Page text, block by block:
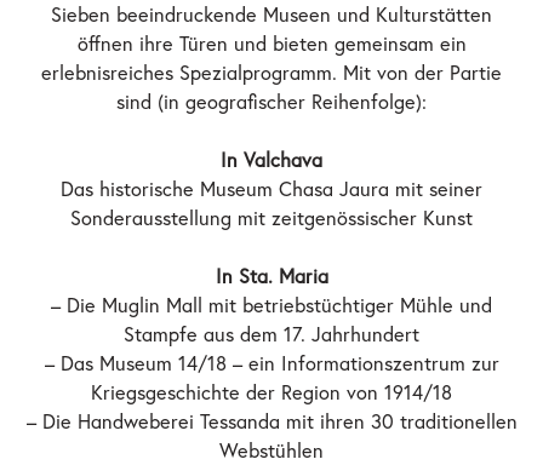
Sieben beeindruckende Museen und Kulturstätten
öffnen ihre Türen und bieten gemeinsam ein
erlebnisreiches Spezialprogramm. Mit von der Partie
sind (in geografischer Reihenfolge):
In Valchava
Das historische Museum Chasa Jaura mit seiner
Sonderausstellung mit zeitgenössischer Kunst
In Sta. Maria
– Die Muglin Mall mit betriebstüchtiger Mühle und
Stampfe aus dem 17. Jahrhundert
– Das Museum 14/18 – ein Informationszentrum zur
Kriegsgeschichte der Region von 1914/18
– Die Handweberei Tessanda mit ihren 30 traditionellen
Webstühlen